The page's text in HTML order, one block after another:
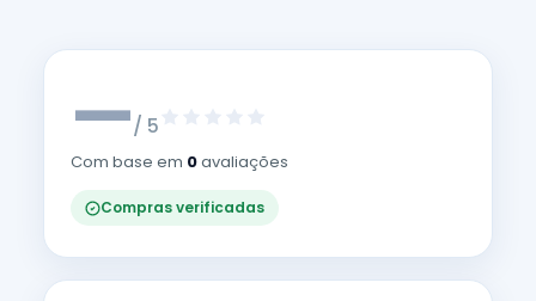
—/ 5
Com base em 0avaliações
Compras verificadas